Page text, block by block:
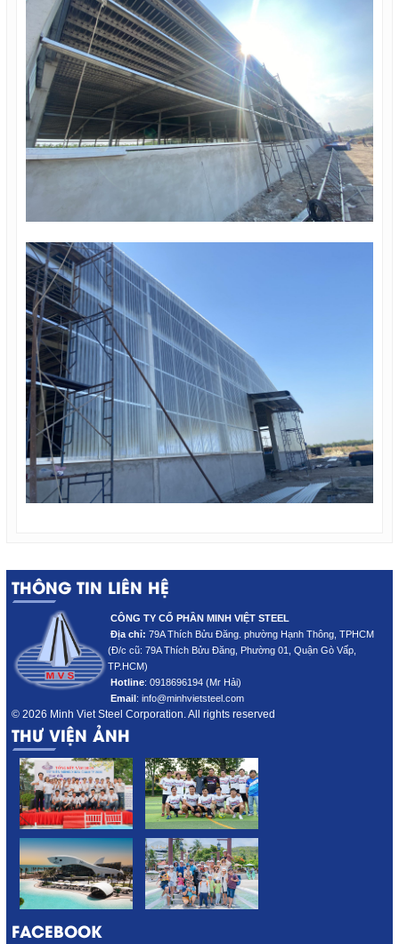
THÔNG TIN LIÊN HỆ
CÔNG TY CỔ PHẦN MINH VIỆT STEEL
Địa chỉ: 79A Thích Bửu Đăng. phường Hạnh Thông, TPHCM
(Đ/c cũ: 79A Thích Bửu Đăng , Phường 01, Quận Gò Vấp,
TP.HCM)
Hotline:0918696194 (Mr Hải)
Email : info@minhvietsteel.com
© 2026 Minh Viet Steel Corporation. All rights reserved
THƯ VIỆN ẢNH
FACEBOOK